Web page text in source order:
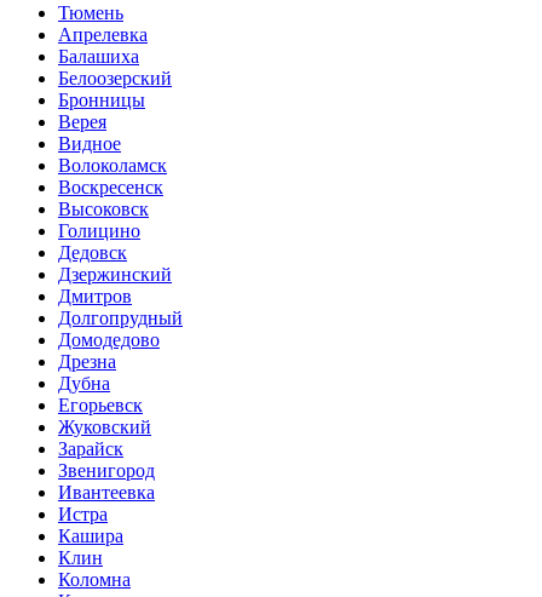
Тюмень
Апрелевка
Балашиха
Белоозерский
Бронницы
Верея
Видное
Волоколамск
Воскресенск
Высоковск
Голицино
Дедовск
Дзержинский
Дмитров
Долгопрудный
Домодедово
Дрезна
Дубна
Егорьевск
Жуковский
Зарайск
Звенигород
Ивантеевка
Истра
Кашира
Клин
Коломна